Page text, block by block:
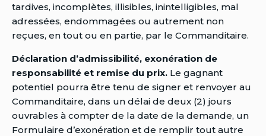
tardives, incomplètes, illisibles, inintelligibles, mal
adressées, endommagées ou autrement non
reçues, en tout ou en partie, par le Commanditaire.
Déclaration d’admissibilité, exonération de
responsabilité et remise du prix. Le gagnant
potentiel pourra être tenu de signer et renvoyer au
Commanditaire, dans un délai de deux (2) jours
ouvrables à compter de la date de la demande, un
Formulaire d’exonération et de remplir tout autre